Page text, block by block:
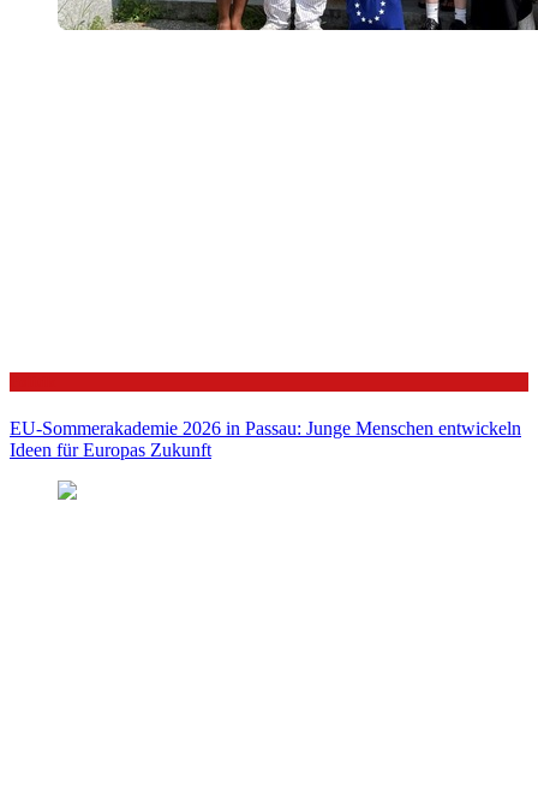
EU-Sommerakademie 2026 in Passau: Junge Menschen entwickeln
Ideen für Europas Zukunft